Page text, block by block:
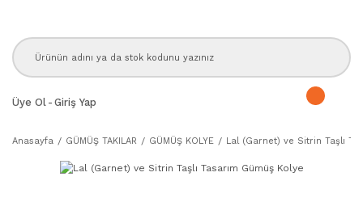
Üye Ol - Giriş Yap
Anasayfa GÜMÜŞ TAKILAR GÜMÜŞ KOLYE Lal (Garnet) ve Sitrin Taşlı